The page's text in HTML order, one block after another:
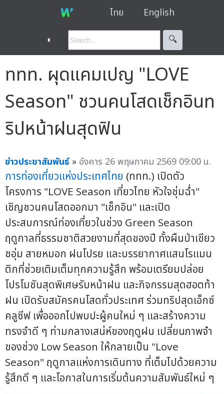
ไทย English
◐ 🔍︎
ททท. ผุดแคมเปญ "LOVE
Season" ชวนคนโสดเช็กอินท
ริปหน้าฝนสุดฟิน
ข่าวประชาสัมพันธ์ » อังคาร 26 พฤษภาคม 2569 09:00 น.
การท่องเที่ยวแห่งประเทศไทย (ททท.) เปิดตัว
โครงการ "LOVE Season เที่ยวไทย หัวใจชุ่มฉ่ำ"
เชิญชวนคนโสดออกมา "เช็กอิน" และเปิด
ประสบการณ์ท่องเที่ยวในช่วง Green Season
ฤดูกาลที่ธรรมชาติสวยงามที่สุดของปี ทั้งผืนป่าเขียว
ชอุ่ม สายหมอก ฝนโปรย และบรรยากาศแสนโรแมน
ติกที่ช่วยเติมเต็มทุกความรู้สึก พร้อมเตรียมปล่อย
โปรโมชันสุดพิเศษรับหน้าฝน และกิจกรรมสุดฮอตท้า
ฝน เปิดรับสมัครคนโสดทั่วประเทศ ร่วมทริปสุดเอ็กซ์
คลูซีฟ เพื่อออกไปพบปะผู้คนใหม่ ๆ และสร้างความ
ทรงจำดี ๆ ท่ามกลางเสน่ห์ของฤดูฝน เปลี่ยนภาพจำ
ของช่วง Low Season ให้กลายเป็น "Love
Season" ฤดูกาลแห่งการเดินทาง ที่เต็มไปด้วยความ
รู้สึกดี ๆ และโอกาสในการเริ่มต้นความสัมพันธ์ใหม่ ๆ